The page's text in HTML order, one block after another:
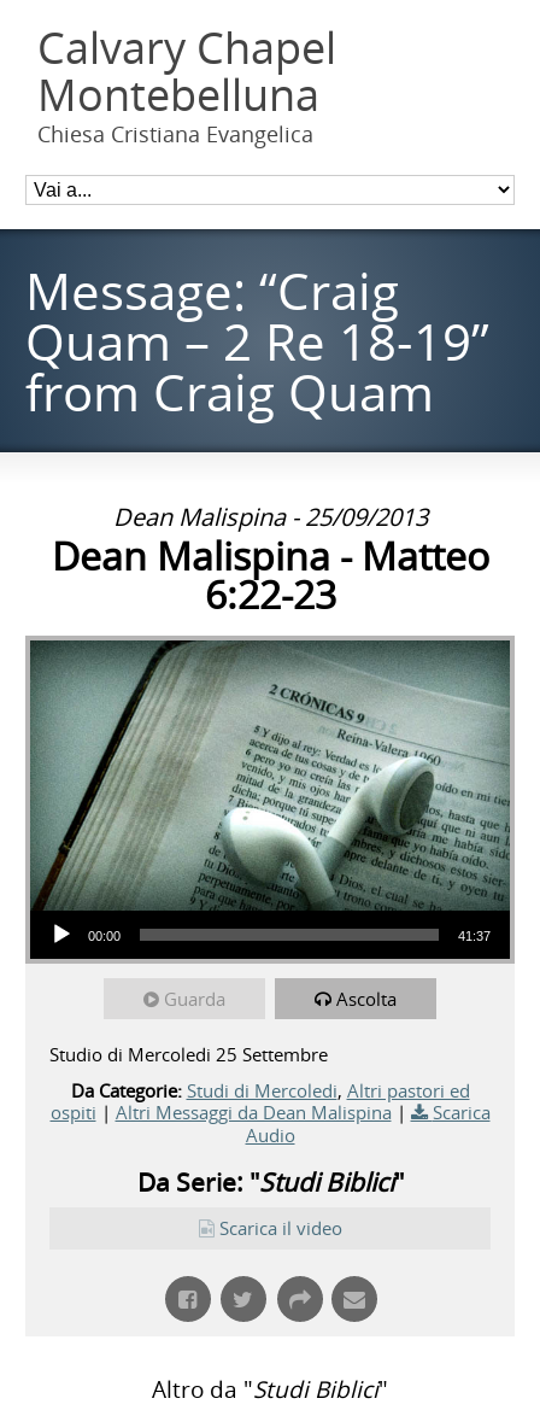
Calvary Chapel
Montebelluna
Chiesa Cristiana Evangelica
Message: “Craig
Quam – 2 Re 18-19”
from Craig Quam
Dean Malispina - 25/09/2013
Dean Malispina - Matteo
6:22-23
Audio Player
00:00 41:37
Guarda Ascolta
Studio di Mercoledi 25 Settembre
Da Categorie: Studi di Mercoledi, Altri pastori ed
ospiti | Altri Messaggi da Dean Malispina |
Scarica
Audio
Da Serie: "Studi Biblici"
Scarica il video
Altro da "Studi Biblici"